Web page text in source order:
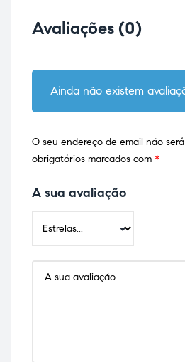
Avaliações (0)
Ainda não existem
O seu endereço de email não
obrigatórios marcados com *
A sua avaliação